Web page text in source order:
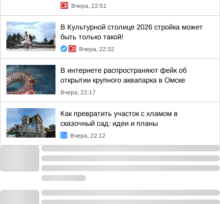
Вчера, 22:51
В Культурной столице 2026 стройка может
быть только такой!
Вчера, 22:32
В интернете распространяют фейк об
открытии крупного аквапарка в Омске
Вчера, 22:17
Как превратить участок с хламом в
сказочный сад: идеи и планы
Вчера, 22:12